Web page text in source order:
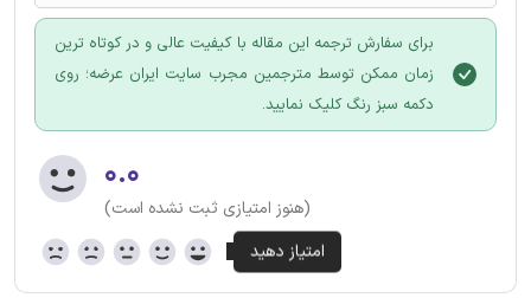
برای سفارش ترجمه این مقاله با کیفیت عالی و در کوتاه ترین
زمان ممکن توسط مترجمین مجرب سایت ایران عرضه؛ روی
دکمه سبز رنگ کلیک نمایید.
۰.۰
(هنوز امتیازی ثبت نشده است)